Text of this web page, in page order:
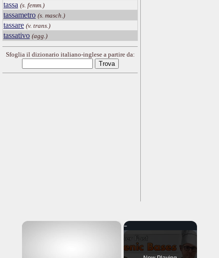
tassa (s. femm.)
tassametro (s. masch.)
tassare (v. trans.)
tassativo (agg.)
Sfoglia il dizionario italiano-inglese a partire da:
×